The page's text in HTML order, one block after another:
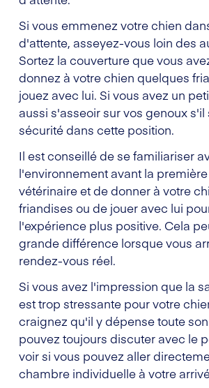
Si vous emmenez votre chien
d'attente, asseyez-vous loin des
Sortez la couverture que vous
donnez à votre chien quelques
jouez avec lui. Si vous avez un
aussi s'asseoir sur vos genoux s'il
sécurité dans cette position.
Il est conseillé de se familiariser
l'environnement avant la
vétérinaire et de donner à votre
friandises ou de jouer avec lui
l'expérience plus positive. Cela
grande différence lorsque vous
rendez-vous réel.
Si vous avez l'impression que la
est trop stressante pour votre
craignez qu'il y dépense toute
pouvez toujours discuter avec le
voir si vous pouvez aller
chambre individuelle à votre